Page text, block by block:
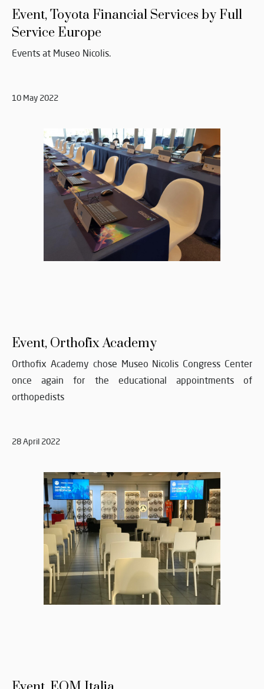
Event, Toyota Financial Services by Full
Service Europe
Events at Museo Nicolis.
10 May 2022
Event, Orthofix Academy
Orthofix Academy chose Museo Nicolis Congress Center
once again for the educational appointments of
orthopedists
28 April 2022